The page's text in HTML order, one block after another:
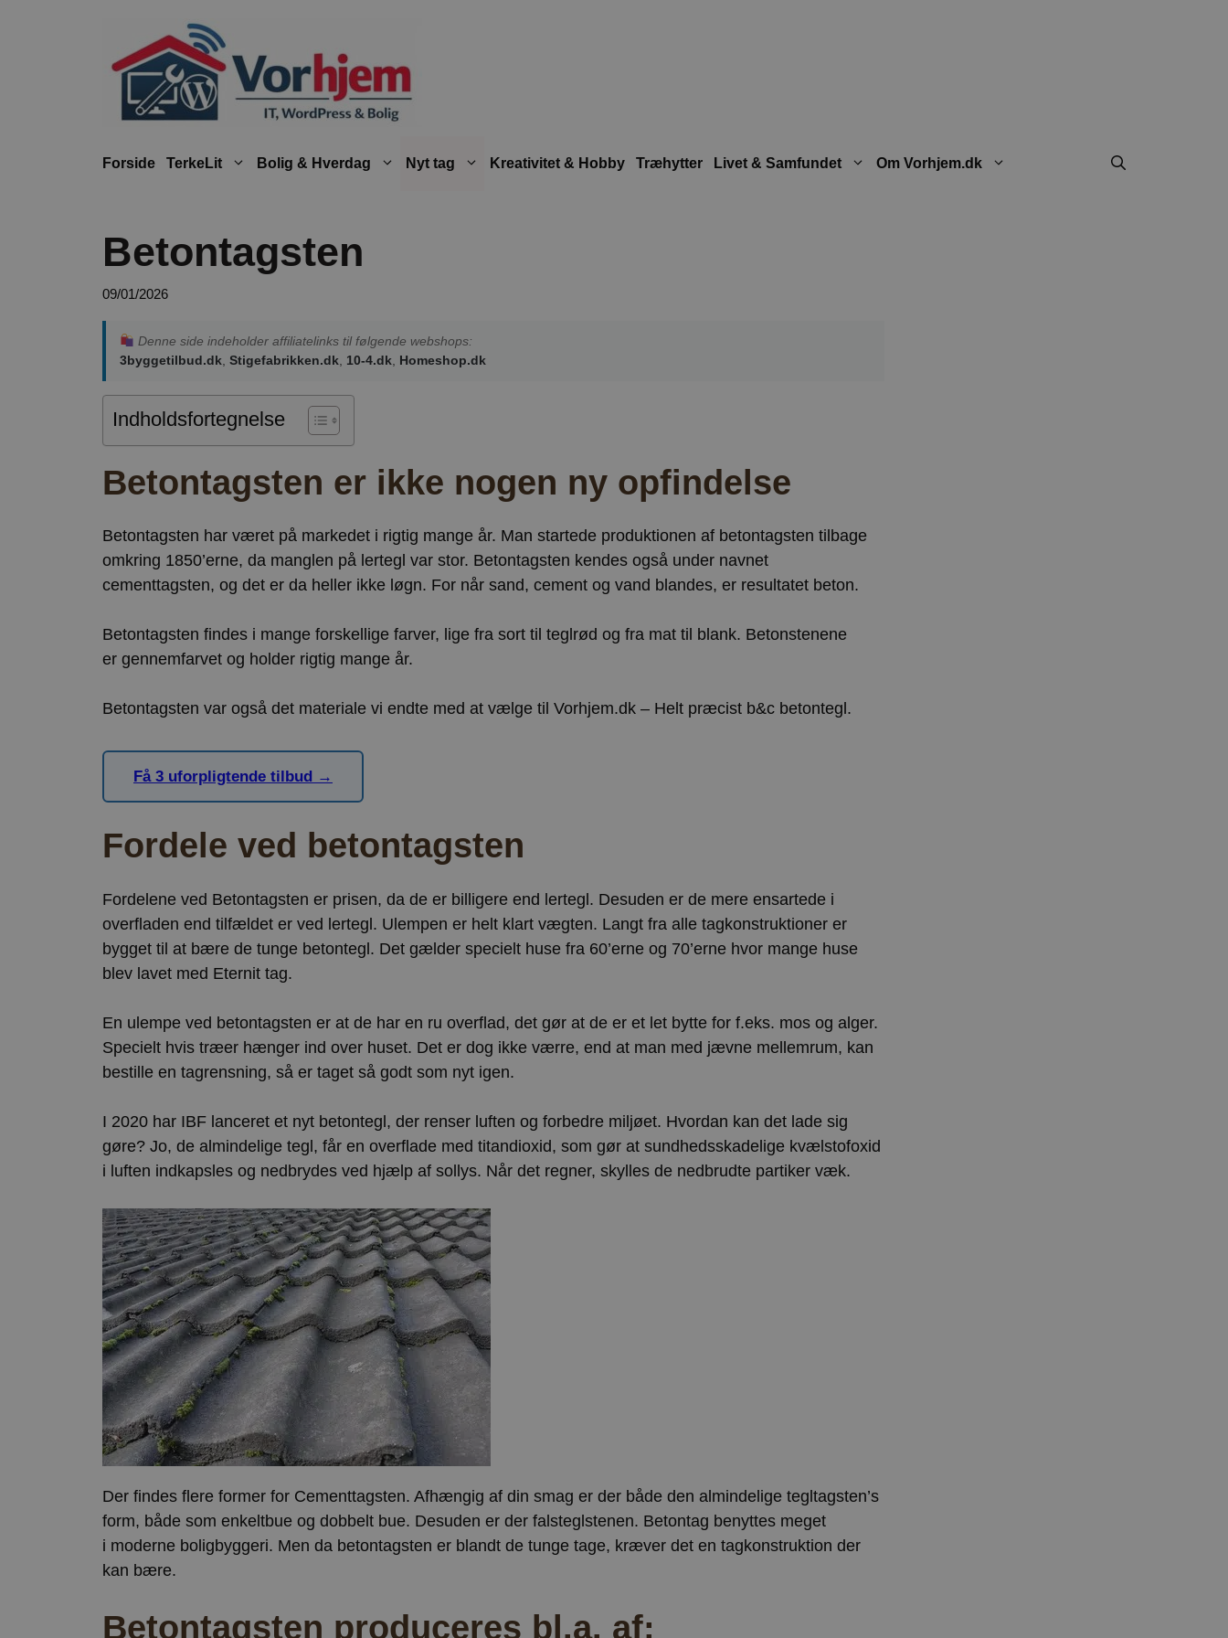
Forside TerkeLit Bolig & Hverdag Nyt tag Kreativitet & Hobby Træhytter Livet & Samfundet Om Vorhjem.dk
Betontagsten
09/01/2026
Denne side indeholder affiliatelinks til følgende webshops:
3byggetilbud.dk Stigefabrikken.dk 10-4.dk Homeshop.dk
Indholdsfortegnelse
Betontagsten er ikke nogen ny opfindelse
Betontagsten har været på markedet i rigtig mange år. Man startede produktionen af betontagsten tilbage
omkring 1850’erne, da manglen på lertegl var stor. Betontagsten kendes også under navnet
cementtagsten, og det er da heller ikke løgn. For når sand, cement og vand blandes, er resultatet beton.
Betontagsten findes i mange forskellige farver, lige fra sort til teglrød og fra mat til blank. Betonstenene
er gennemfarvet og holder rigtig mange år.
Betontagsten var også det materiale vi endte med at vælge til Vorhjem.dk – Helt præcist b&c betontegl.
Få 3 uforpligtende tilbud →
Fordele ved betontagsten
Fordelene ved Betontagsten er prisen, da de er billigere end lertegl. Desuden er de mere ensartede i
overfladen end tilfældet er ved lertegl. Ulempen er helt klart vægten. Langt fra alle tagkonstruktioner er
bygget til at bære de tunge betontegl. Det gælder specielt huse fra 60’erne og 70’erne hvor mange huse
blev lavet med Eternit tag.
En ulempe ved betontagsten er at de har en ru overflad, det gør at de er et let bytte for f.eks. mos og alger.
Specielt hvis træer hænger ind over huset. Det er dog ikke værre, end at man med jævne mellemrum, kan
bestille en tagrensning, så er taget så godt som nyt igen.
I 2020 har IBF lanceret et nyt betontegl, der renser luften og forbedre miljøet. Hvordan kan det lade sig
gøre? Jo, de almindelige tegl, får en overflade med titandioxid, som gør at sundhedsskadelige kvælstofoxid
i luften indkapsles og nedbrydes ved hjælp af sollys. Når det regner, skylles de nedbrudte partiker væk.
Der findes flere former for Cementtagsten. Afhængig af din smag er der både den almindelige tegltagsten’s
form, både som enkeltbue og dobbelt bue. Desuden er der falsteglstenen. Betontag benyttes meget
i moderne boligbyggeri. Men da betontagsten er blandt de tunge tage, kræver det en tagkonstruktion der
kan bære.
Betontagsten produceres bl.a. af: